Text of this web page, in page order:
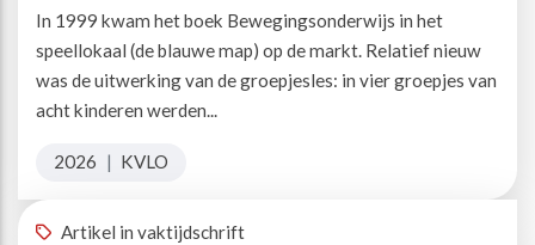
In 1999 kwam het boek Bewegingsonderwijs in het
speellokaal (de blauwe map) op de markt. Relatief nieuw
was de uitwerking van de groepjesles: in vier groepjes van
acht kinderen werden...
2026 | KVLO
Artikel in vaktijdschrift